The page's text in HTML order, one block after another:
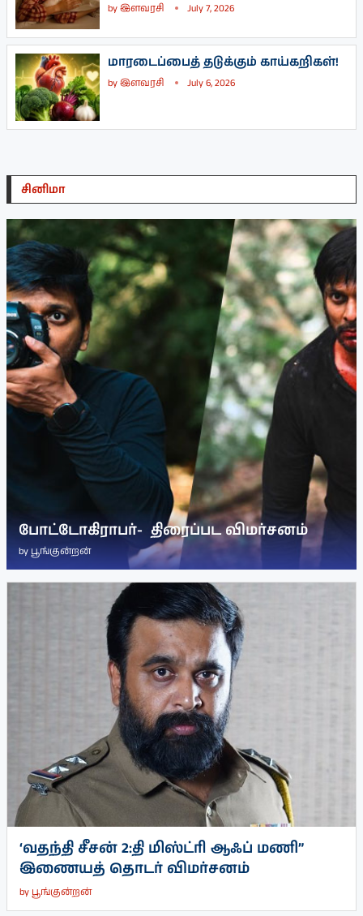
byஇளவரசி July 7, 2026
மாரடைப்பைத் தடுக்கும் காய்கறிகள்!
byஇளவரசி July 6, 2026
சினிமா
போட்டோகிராபர்- ‌ திரைப்பட விமர்சனம்
by பூங்குன்றன்
‘வதந்தி சீசன் 2:தி மிஸ்ட்ரி ஆஃப் மணி”
இணையத் தொடர் விமர்சனம்
by பூங்குன்றன்